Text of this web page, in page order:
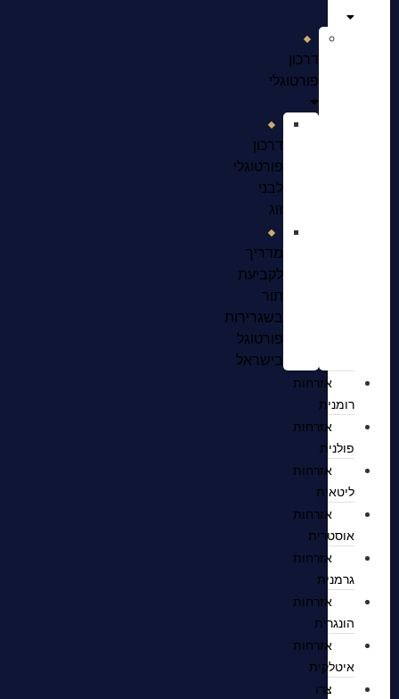
דרכון
פורטוגלי
דרכון
פורטוגלי
לבני
זוג
מדריך
לקביעת
תור
בשגרירות
פורטוגל
בישראל
אזרחות
רומנית
אזרחות
פולנית
אזרחות
ליטאית
אזרחות
אוסטרית
אזרחות
גרמנית
אזרחות
הונגרית
אזרחות
איטלקית
צרו